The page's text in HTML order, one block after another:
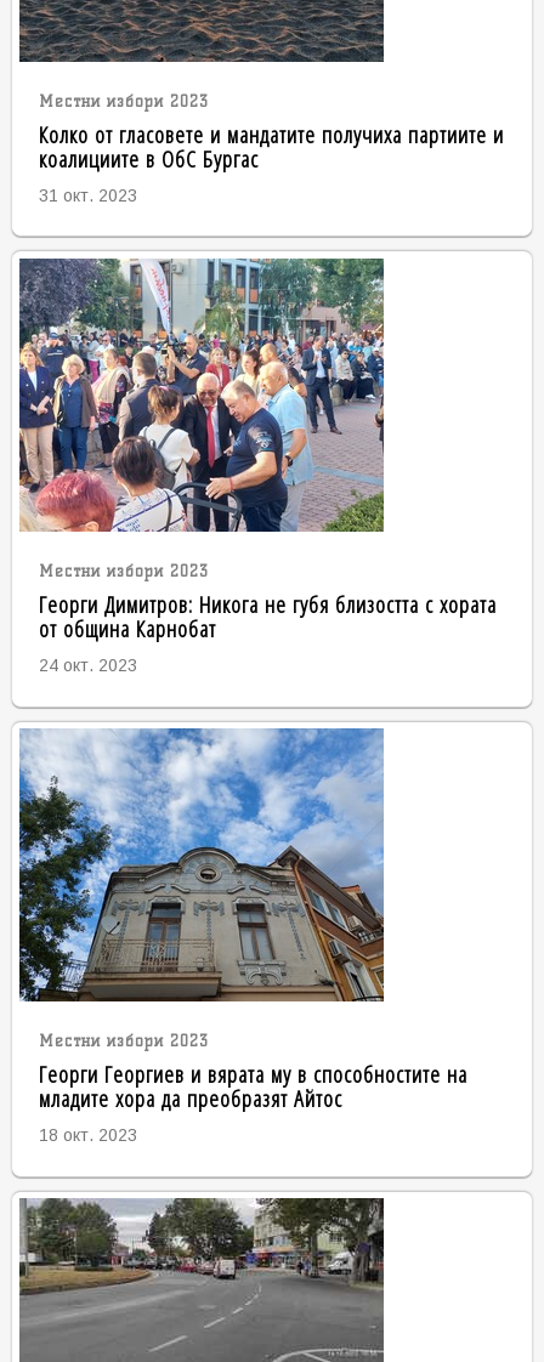
Местни избори 2023
Колко от гласовете и мандатите получиха партиите и
коалициите в ОбС Бургас
31 окт. 2023
Местни избори 2023
Георги Димитров: Никога не губя близостта с хората
от община Карнобат
24 окт. 2023
Местни избори 2023
Георги Георгиев и вярата му в способностите на
младите хора да преобразят Айтос
18 окт. 2023